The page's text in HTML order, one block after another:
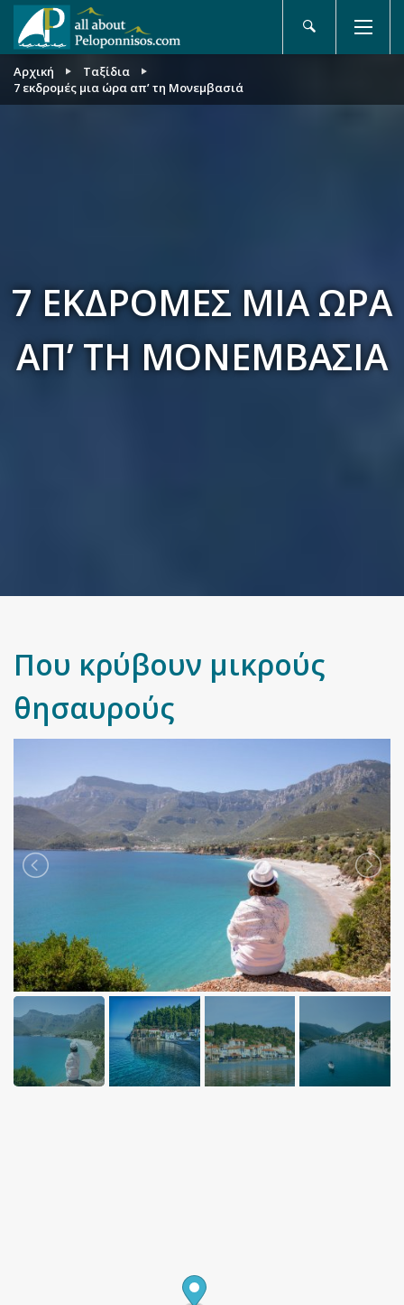
Αρχική
Ταξίδια
7 εκδρομές μια ώρα απ’ τη Μονεμβασιά
7 ΕΚΔΡΟΜΈΣ ΜΙΑ ΏΡΑ
ΑΠ’ ΤΗ ΜΟΝΕΜΒΑΣΙΆ
Που κρύβουν μικρούς
θησαυρούς